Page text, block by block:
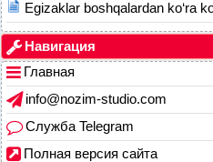
Egizaklar boshqalardan ko‘ra
Навигация
Главная
info@nozim-studio.com
Служба Telegram
Полная версия сайта